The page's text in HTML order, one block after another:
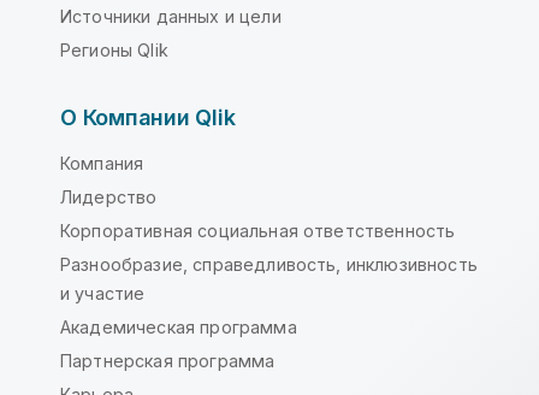
Источники данных и цели
Регионы Qlik
О Компании Qlik
Компания
Лидерство
Корпоративная социальная ответственность
Разнообразие, справедливость, инклюзивность
и участие
Академическая программа
Партнерская программа